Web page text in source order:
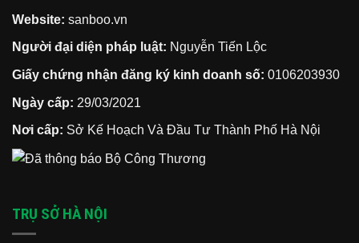
Website: sanboo.vn
Người đại diện pháp luật: Nguyễn Tiến Lộc
Giấy chứng nhận đăng ký kinh doanh số: 0106203930
Ngày cấp: 29/03/2021
Nơi cấp: Sở Kế Hoạch Và Đầu Tư Thành Phố Hà Nội
TRỤ SỞ HÀ NỘI